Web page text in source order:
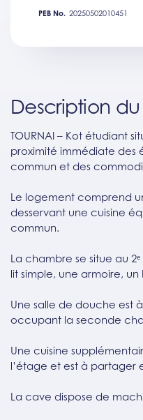
PEB No. 20250502010451
Description
TOURNAI – Kot étudiant
proximité immédiate des
commun et des
Le logement comprend
desservant une cuisine
commun.
La chambre se situe au
lit simple, une armoire,
Une salle de douche est
occupant la seconde
Une cuisine
l’étage et est à partager
La cave dispose de